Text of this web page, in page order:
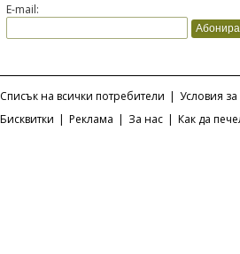
E-mail:
Списък на всички потребители | Условия
Бисквитки | Реклама | За нас | Как да